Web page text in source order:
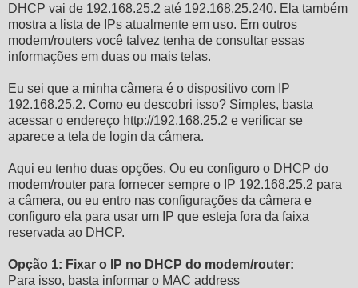
DHCP vai de 192.168.25.2 até 192.168.25.240. Ela também
mostra a lista de IPs atualmente em uso. Em outros
modem/routers você talvez tenha de consultar essas
informações em duas ou mais telas.
Eu sei que a minha câmera é o dispositivo com IP
192.168.25.2. Como eu descobri isso? Simples, basta
acessar o endereço http://192.168.25.2 e verificar se
aparece a tela de login da câmera.
Aqui eu tenho duas opções. Ou eu configuro o DHCP do
modem/router para fornecer sempre o IP 192.168.25.2 para
a câmera, ou eu entro nas configurações da câmera e
configuro ela para usar um IP que esteja fora da faixa
reservada ao DHCP.
Opção 1: Fixar o IP no DHCP do modem/router:
Para isso, basta informar o MAC address